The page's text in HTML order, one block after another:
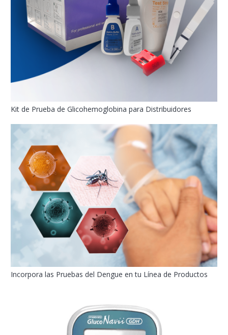
Kit de Prueba de Glicohemoglobina para Distribuidores
Incorpora las Pruebas del Dengue en tu Línea de Productos